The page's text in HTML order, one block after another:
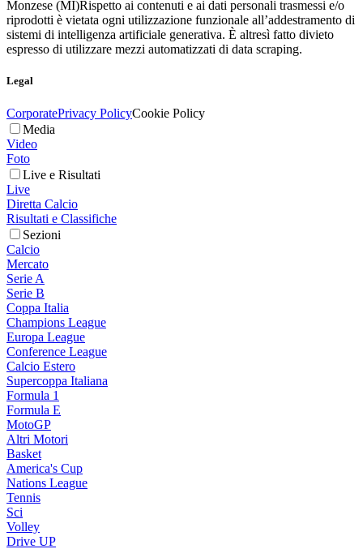
Monzese (MI)Rispetto ai contenuti e ai dati personali trasmessi e/o
riprodotti è vietata ogni utilizzazione funzionale all’addestramento di
sistemi di intelligenza artificiale generativa. È altresì fatto divieto
espresso di utilizzare mezzi automatizzati di data scraping.
Legal
CorporatePrivacy PolicyCookie Policy
Media
Video
Foto
Live e Risultati
Live
Diretta Calcio
Risultati e Classifiche
Sezioni
Calcio
Mercato
Serie A
Serie B
Coppa Italia
Champions League
Europa League
Conference League
Calcio Estero
Supercoppa Italiana
Formula 1
Formula E
MotoGP
Altri Motori
Basket
America's Cup
Nations League
Tennis
Sci
Volley
Drive UP